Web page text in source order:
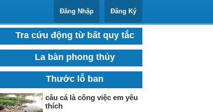
Đăng Ký
Đăng Nhập
Tra cứu động từ bất quy tắc
La bàn phong thủy
Thước lỗ ban
câu cá là công việc em yêu
thích